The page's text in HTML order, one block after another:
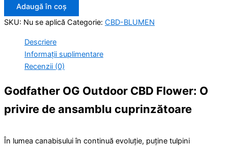
Adaugă în coș
SKU: Nu se aplică Categorie: CBD-BLUMEN
Descriere
Informații suplimentare
Recenzii (0)
Godfather OG Outdoor CBD Flower: O
privire de ansamblu cuprinzătoare
În lumea canabisului în continuă evoluție, puține tulpini